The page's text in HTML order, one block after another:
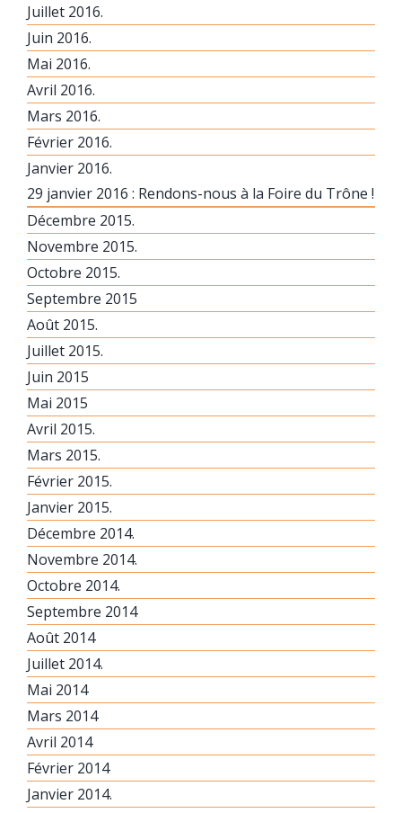
Juillet 2016.
Juin 2016.
Mai 2016.
Avril 2016.
Mars 2016.
Février 2016.
Janvier 2016.
29 janvier 2016 : Rendons-nous à la Foire du Trône !
Décembre 2015.
Novembre 2015.
Octobre 2015.
Septembre 2015
Août 2015.
Juillet 2015.
Juin 2015
Mai 2015
Avril 2015.
Mars 2015.
Février 2015.
Janvier 2015.
Décembre 2014.
Novembre 2014.
Octobre 2014.
Septembre 2014
Août 2014
Juillet 2014.
Mai 2014
Mars 2014
Avril 2014
Février 2014
Janvier 2014.